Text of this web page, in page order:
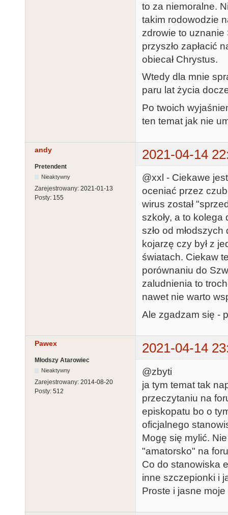
to za niemoralne.
takim rodowodzie
zdrowie to
przyszło zapłacić
obiecał Chrystus.
Wtedy dla mnie
paru lat życia
Po twoich
ten temat jak nie
andy 2021-04-14
Pretendent
Nieaktywny
Zarejestrowany: 2021-01-13
Posty: 155
@xxl - Ciekawe
oceniać przez
wirus został
szkoły, a to kolega
szło od
kojarzę czy był z
światach. Ciekaw
porównaniu do
zaludnienia to
nawet nie warto
Ale zgadzam się -
Pawex 2021-04-14
Młodszy Atarowiec
Nieaktywny
Zarejestrowany: 2014-08-20
Posty: 512
@zbyti
ja tym temat tak
przeczytaniu na
episkopatu bo o
oficjalnego
Mogę się mylić.
"amatorsko" na
Co do stanowiska
inne szczepionki i
Proste i jasne